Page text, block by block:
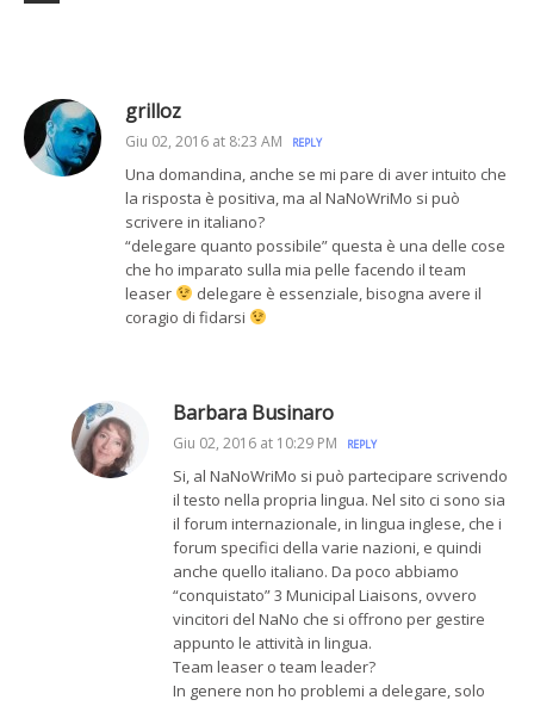
grilloz
Giu 02, 2016 at 8:23 AM REPLY
Una domandina, anche se mi pare di aver intuito che
la risposta è positiva, ma al NaNoWriMo si può
scrivere in italiano?
“delegare quanto possibile” questa è una delle cose
che ho imparato sulla mia pelle facendo il team
leaser
delegare è essenziale, bisogna avere il
coragio di fidarsi
Barbara Businaro
Giu 02, 2016 at 10:29 PM REPLY
Si, al NaNoWriMo si può partecipare scrivendo
il testo nella propria lingua. Nel sito ci sono sia
il forum internazionale, in lingua inglese, che i
forum specifici della varie nazioni, e quindi
anche quello italiano. Da poco abbiamo
“conquistato” 3 Municipal Liaisons, ovvero
vincitori del NaNo che si offrono per gestire
appunto le attività in lingua.
Team leaser o team leader?
In genere non ho problemi a delegare, solo